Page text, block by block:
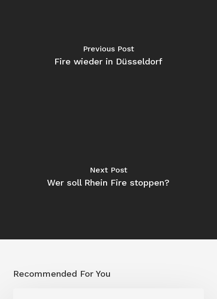
Previous Post
Fire wieder in Düsseldorf
Next Post
Wer soll Rhein Fire stoppen?
Recommended For You